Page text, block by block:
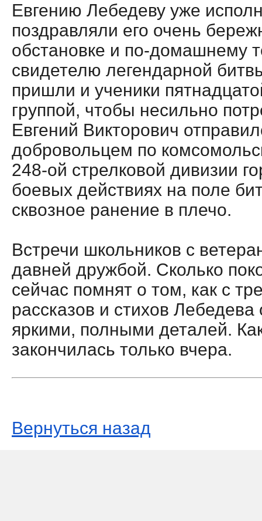
Евгению Лебедеву уже
поздравляли его очень
обстановке и по-домашнему
свидетелю легендарной
пришли и ученики
группой, чтобы несильно
Евгений Викторович
добровольцем по
248-ой стрелковой дивизии
боевых действиях на поле
сквозное ранение в плечо.
Встречи школьников с
давней дружбой. Сколько
сейчас помнят о том, как с
рассказов и стихов
яркими, полными деталей.
закончилась только вчера.
Вернуться назад